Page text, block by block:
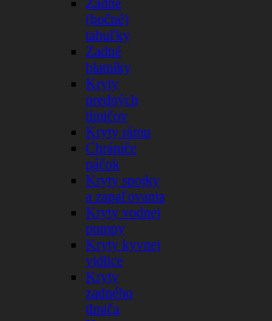
Zadné
(bočné)
tabuľky
Zadné
blatníky
Kryty
predných
tlmičov
Kryty rámu
Chrániče
páčok
Kryty spojky
a zapaľovania
Kryty vodnej
pumpy
Kryty kyvnej
vidlice
Kryty
zadného
tlmiča